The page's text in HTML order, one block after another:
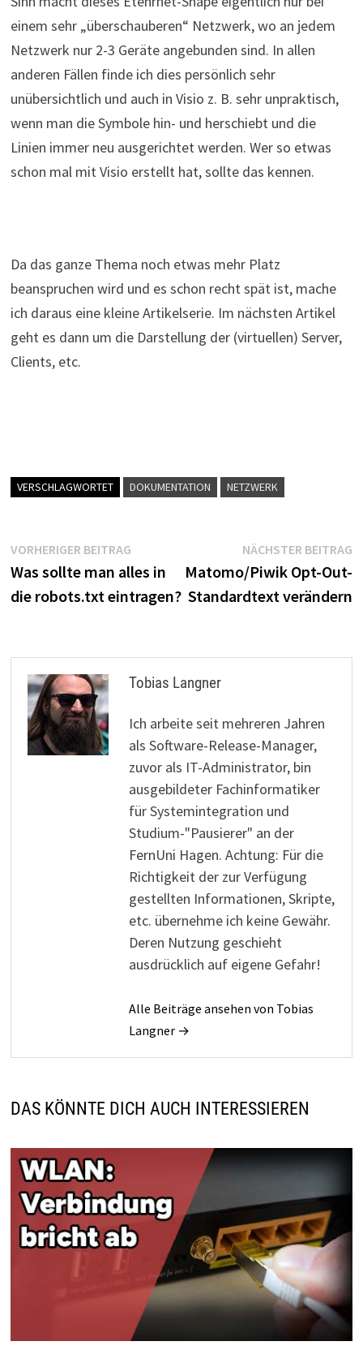
einem sehr „überschauberen“ Netzwerk, wo an jedem
Netzwerk nur 2-3 Geräte angebunden sind. In allen
anderen Fällen finde ich dies persönlich sehr
unübersichtlich und auch in Visio z. B. sehr unpraktisch,
wenn man die Symbole hin- und herschiebt und die
Linien immer neu ausgerichtet werden. Wer so etwas
schon mal mit Visio erstellt hat, sollte das kennen.
Da das ganze Thema noch etwas mehr Platz
beanspruchen wird und es schon recht spät ist, mache
ich daraus eine kleine Artikelserie. Im nächsten Artikel
geht es dann um die Darstellung der (virtuellen) Server,
Clients, etc.
VERSCHLAGWORTET DOKUMENTATION NETZWERK
Beitragsnavigation
VORHERIGER BEITRAGVorheriger
Beitrag:
Was sollte man alles in
die robots.txt eintragen?
NÄCHSTER BEITRAG
Matomo/Piwik Opt-Out-
Standardtext verändern
Tobias Langner
Ich arbeite seit mehreren Jahren
als Software-Release-Manager,
zuvor als IT-Administrator, bin
ausgebildeter Fachinformatiker
für Systemintegration und
Studium-"Pausierer" an der
FernUni Hagen. Achtung: Für die
Richtigkeit der zur Verfügung
gestellten Informationen, Skripte,
etc. übernehme ich keine Gewähr.
Deren Nutzung geschieht
ausdrücklich auf eigene Gefahr!
Alle Beiträge ansehen von Tobias
Langner →
DAS KÖNNTE DICH AUCH INTERESSIEREN